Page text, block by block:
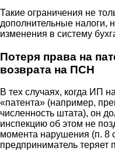
Такие ограничения не
дополнительные налоги,
изменения в систему
Потеря права на
возврата на ПСН
В тех случаях, когда ИП
«патента» (например,
численность штата), он
инспекцию об этом не
момента нарушения (п. 8
предприниматель теряет